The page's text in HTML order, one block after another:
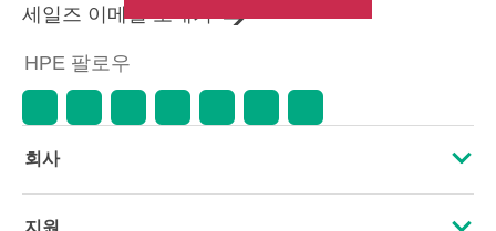
세일즈 이메일 보내기
HPE 팔로우
회사
HPE 소개
지원